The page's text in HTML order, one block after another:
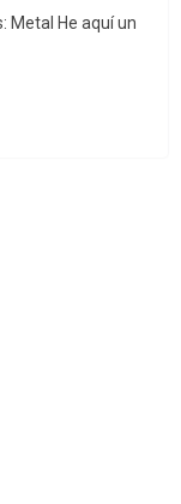
Metal He aquí un